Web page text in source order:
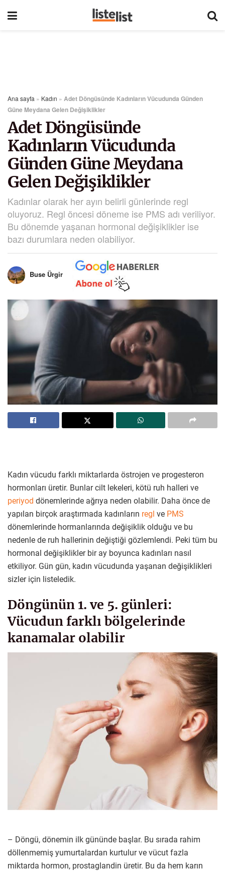
Ana sayfa » Kadın » Adet Döngüsünde Kadınların Vücudunda Günden
Güne Meydana Gelen Değişiklikler
Adet Döngüsünde
Kadınların Vücudunda
Günden Güne Meydana
Gelen Değişiklikler
Kadınlar olarak her ayın belirli günlerinde regl
oluyoruz. Regl öncesi döneme ise PMS adı veriliyor.
Bu dönemde yaşanan hormonal değişiklikler ise
bazı durumlara neden olabiliyor.
Buse Ürgir
Kadın vücudu farklı miktarlarda östrojen ve progesteron
hormonları üretir. Bunlar cilt lekeleri, kötü ruh halleri ve
periyod dönemlerinde ağrıya neden olabilir. Daha önce de
yapılan birçok araştırmada kadınların regl ve PMS
dönemlerinde hormanlarında değişiklik olduğu ve bu
nedenle de ruh hallerinin değiştiği gözlemlendi. Peki tüm bu
hormonal değişiklikler bir ay boyunca kadınları nasıl
etkiliyor. Gün gün, kadın vücudunda yaşanan değişiklikleri
sizler için listeledik.
Döngünün 1. ve 5. günleri:
Vücudun farklı bölgelerinde
kanamalar olabilir
– Döngü, dönemin ilk gününde başlar. Bu sırada rahim
döllenmemiş yumurtalardan kurtulur ve vücut fazla
miktarda hormon, prostaglandin üretir. Bu da hem karın